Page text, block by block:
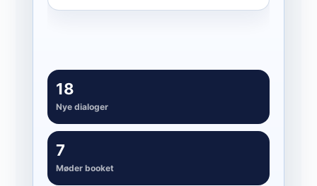
18
Nye dialoger
7
Møder booket